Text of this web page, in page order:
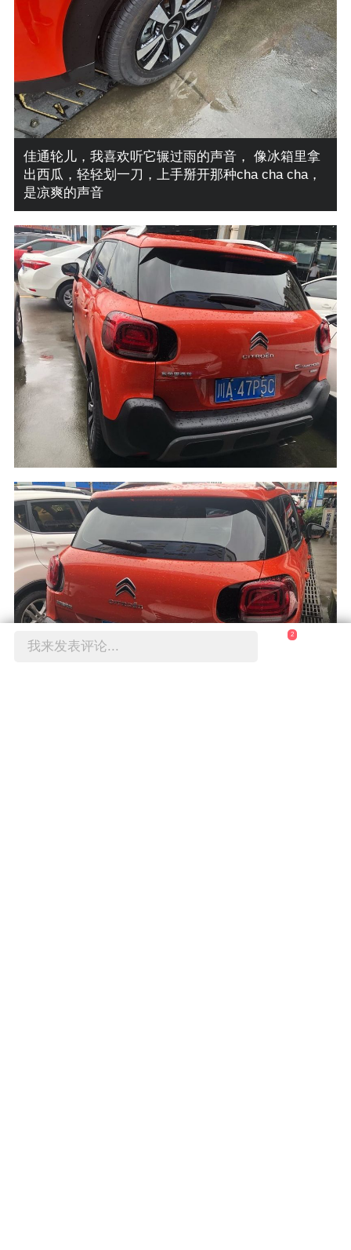
佳通轮儿，我喜欢听它辗过雨的声音， 像冰箱里拿
出西瓜，轻轻划一刀，上手掰开那种cha cha cha，
是凉爽的声音
我来发表评论...
2